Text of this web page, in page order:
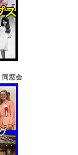
同窓会